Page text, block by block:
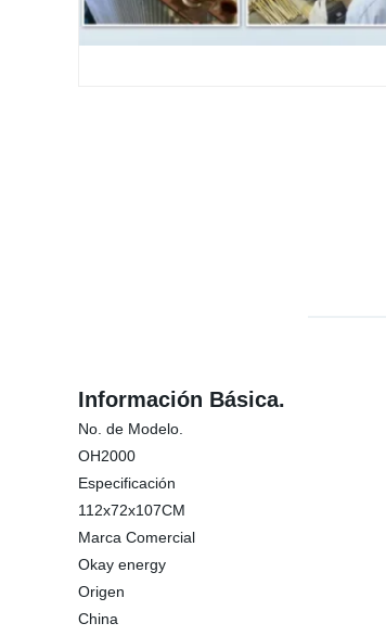
Información Básica.
No. de Modelo.
OH2000
Especificación
112x72x107CM
Marca Comercial
Okay energy
Origen
China